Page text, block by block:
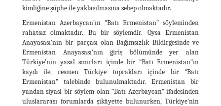
kimliğine şüphe ile yaklaşılmasına sebep olmaktadır.
Ermenistan Azerbaycan’ın “Batı Ermenistan” söyleminden
rahatsız olmaktadır. Bu bir söylemdir. Oysa Ermenistan
Anayasası’nın bir parçası olan Bağımsızlık Bildirgesinde ve
Ermenistan Anayasası’nın giriş bölümünde yer alan
Türkiye’nin yasal sınırları içinde bir “Batı Ermenistan”ın
kaydı ile, resmen Türkiye toprakları içinde bir “Batı
Ermenistan” talebinde bulunulmaktadır. Ermenistan bir
yandan siyasi bir söylem olan “Batı Azerbaycan” ifadesinden
uluslararası forumlarda şikâyette bulunurken, Türkiye’nin